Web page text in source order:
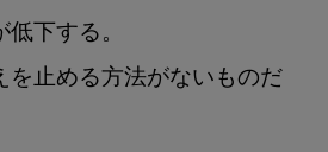
下する。
を止める方法がないものだ